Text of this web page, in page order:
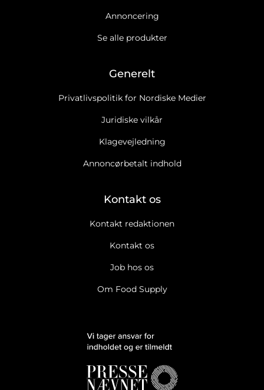
Annoncering
Se alle produkter
Generelt
Privatlivspolitik for Nordiske Medier
Juridiske vilkår
Klagevejledning
Annoncørbetalt indhold
Kontakt os
Kontakt redaktionen
Kontakt os
Job hos os
Om Food Supply